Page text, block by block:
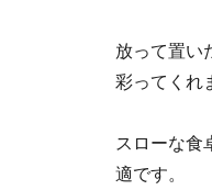
放って置い
彩ってくれ
スローな食
適です。